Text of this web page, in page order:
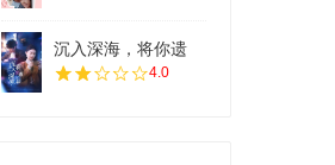
沉入深海，将你遗
4.0